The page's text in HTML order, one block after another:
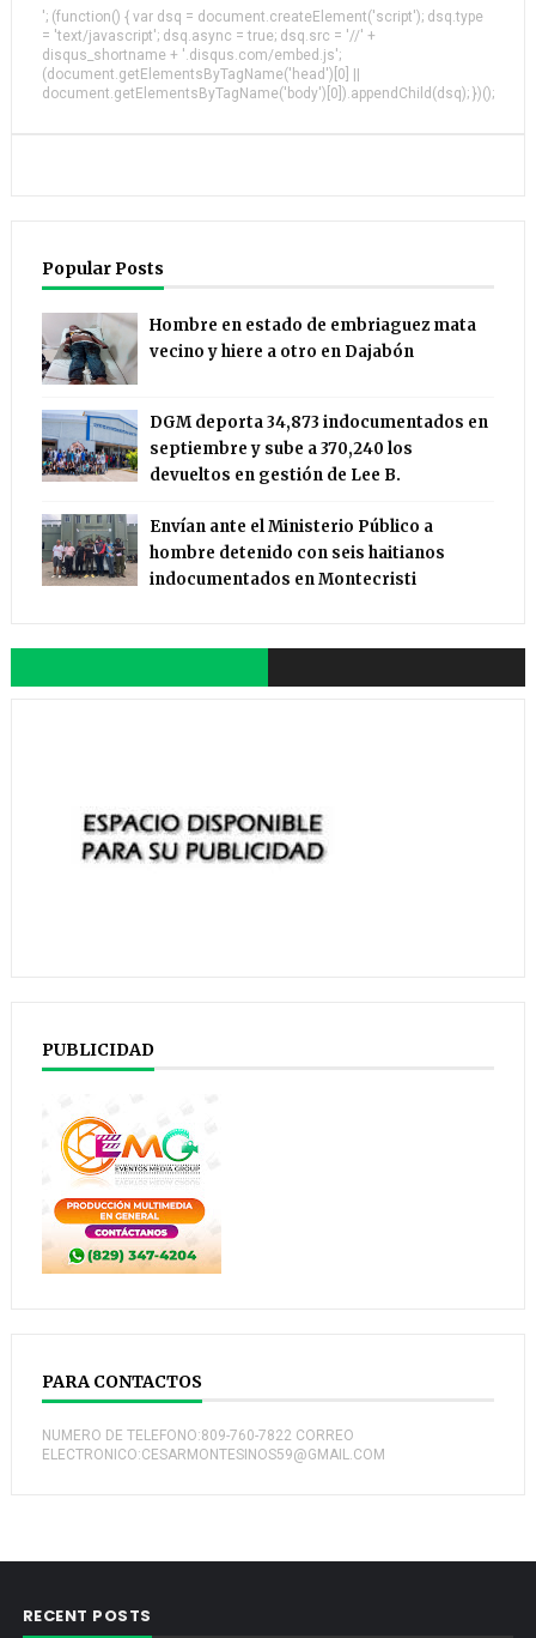
'; (function() { var dsq = document.createElement('script'); dsq.type
= 'text/javascript'; dsq.async = true; dsq.src = '//' +
disqus_shortname + '.disqus.com/embed.js';
(document.getElementsByTagName('head')[0] ||
document.getElementsByTagName('body')[0]).appendChild(dsq); })();
Popular Posts
Hombre en estado de embriaguez mata
vecino y hiere a otro en Dajabón
DGM deporta 34,873 indocumentados en
septiembre y sube a 370,240 los
devueltos en gestión de Lee B.
Envían ante el Ministerio Público a
hombre detenido con seis haitianos
indocumentados en Montecristi
PUBLICIDAD
PARA CONTACTOS
NUMERO DE TELEFONO:809-760-7822 CORREO
ELECTRONICO:CESARMONTESINOS59@GMAIL.COM
RECENT POSTS